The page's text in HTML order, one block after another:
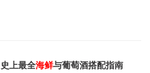
史上最全海鲜与葡萄酒搭配指南